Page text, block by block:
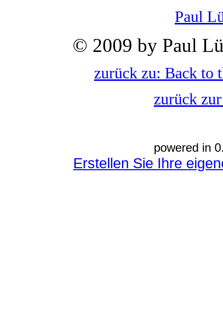
Paul
© 2009 by Paul
zurück zu: Back to
zurück
powered in
Erstellen Sie Ihre